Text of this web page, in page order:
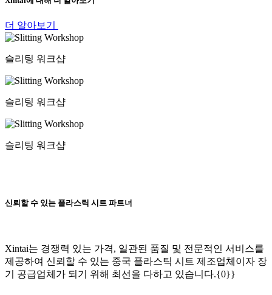
더 알아보기
슬리팅 워크샵
슬리팅 워크샵
슬리팅 워크샵
신뢰할 수 있는 플라스틱 시트 파트너
Xintai는 경쟁력 있는 가격, 일관된 품질 및 전문적인 서비스를
제공하여 신뢰할 수 있는 중국 플라스틱 시트 제조업체이자 장
기 공급업체가 되기 위해 최선을 다하고 있습니다.{0}}